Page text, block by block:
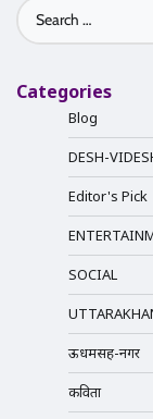
Search
for:
Categories
Blog
DESH-
Editor's Pick
SOCIAL
ऊधमसिंह-नगर
कविता